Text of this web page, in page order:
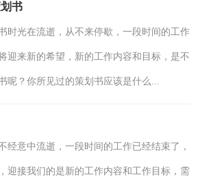
书
时光在流逝，从不来停歇，一段时间的工作
迎来新的希望，新的工作内容和目标，是不
呢？你所见过的策划书应该是什么...
经意中流逝，一段时间的工作已经结束了，
迎接我们的是新的工作内容和工作目标，需